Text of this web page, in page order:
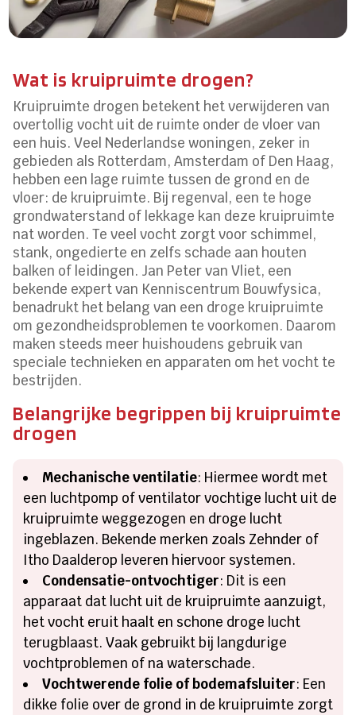
Wat is kruipruimte drogen?
Kruipruimte drogen betekent het verwijderen van
overtollig vocht uit de ruimte onder de vloer van
een huis. Veel Nederlandse woningen, zeker in
gebieden als Rotterdam, Amsterdam of Den Haag,
hebben een lage ruimte tussen de grond en de
vloer: de kruipruimte. Bij regenval, een te hoge
grondwaterstand of lekkage kan deze kruipruimte
nat worden. Te veel vocht zorgt voor schimmel,
stank, ongedierte en zelfs schade aan houten
balken of leidingen. Jan Peter van Vliet, een
bekende expert van Kenniscentrum Bouwfysica,
benadrukt het belang van een droge kruipruimte
om gezondheidsproblemen te voorkomen. Daarom
maken steeds meer huishoudens gebruik van
speciale technieken en apparaten om het vocht te
bestrijden.
Belangrijke begrippen bij kruipruimte
drogen
Mechanische ventilatie: Hiermee wordt met
een luchtpomp of ventilator vochtige lucht uit de
kruipruimte weggezogen en droge lucht
ingeblazen. Bekende merken zoals Zehnder of
Itho Daalderop leveren hiervoor systemen.
Condensatie-ontvochtiger: Dit is een
apparaat dat lucht uit de kruipruimte aanzuigt,
het vocht eruit haalt en schone droge lucht
terugblaast. Vaak gebruikt bij langdurige
vochtproblemen of na waterschade.
Vochtwerende folie of bodemafsluiter: Een
dikke folie over de grond in de kruipruimte zorgt